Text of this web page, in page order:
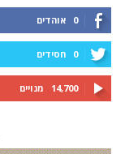
0 אוהדים
0 חסידים
14,700 מנויים